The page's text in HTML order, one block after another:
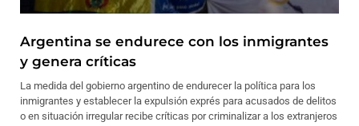
Argentina se endurece con los inmigrantes
y genera críticas
La medida del gobierno argentino de endurecer la política para los
inmigrantes y establecer la expulsión exprés para acusados de delitos
o en situación irregular recibe críticas por criminalizar a los extranjeros